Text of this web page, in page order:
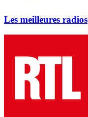
Les meilleures radios